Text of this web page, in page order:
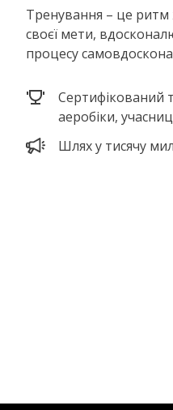
Тренування – це ритм
своєї мети,
процесу
Сертифікований
аеробіки,
Шлях у тисячу